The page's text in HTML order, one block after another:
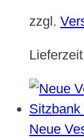
zzgl.
Neue